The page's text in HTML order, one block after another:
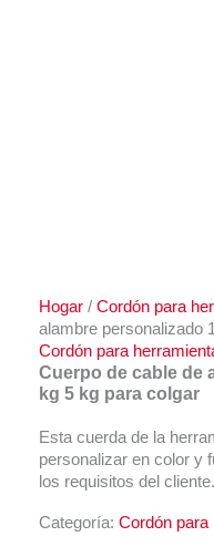
Hogar / Cordón para
alambre personalizado
Cordón para
Cuerpo de cable de
kg 5 kg para colgar
Esta cuerda de la
personalizar en color y
los requisitos del cliente.
Categoría: Cordón para